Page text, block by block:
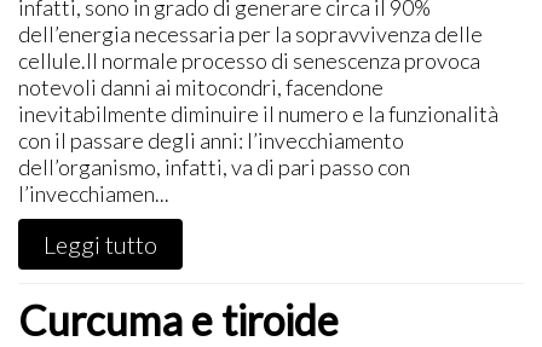
infatti, sono in grado di generare circa il 90%
dell’energia necessaria per la sopravvivenza delle
cellule.Il normale processo di senescenza provoca
notevoli danni ai mitocondri, facendone
inevitabilmente diminuire il numero e la funzionalità
con il passare degli anni: l’invecchiamento
dell’organismo, infatti, va di pari passo con
l’invecchiamen...
Leggi tutto
Curcuma e tiroide